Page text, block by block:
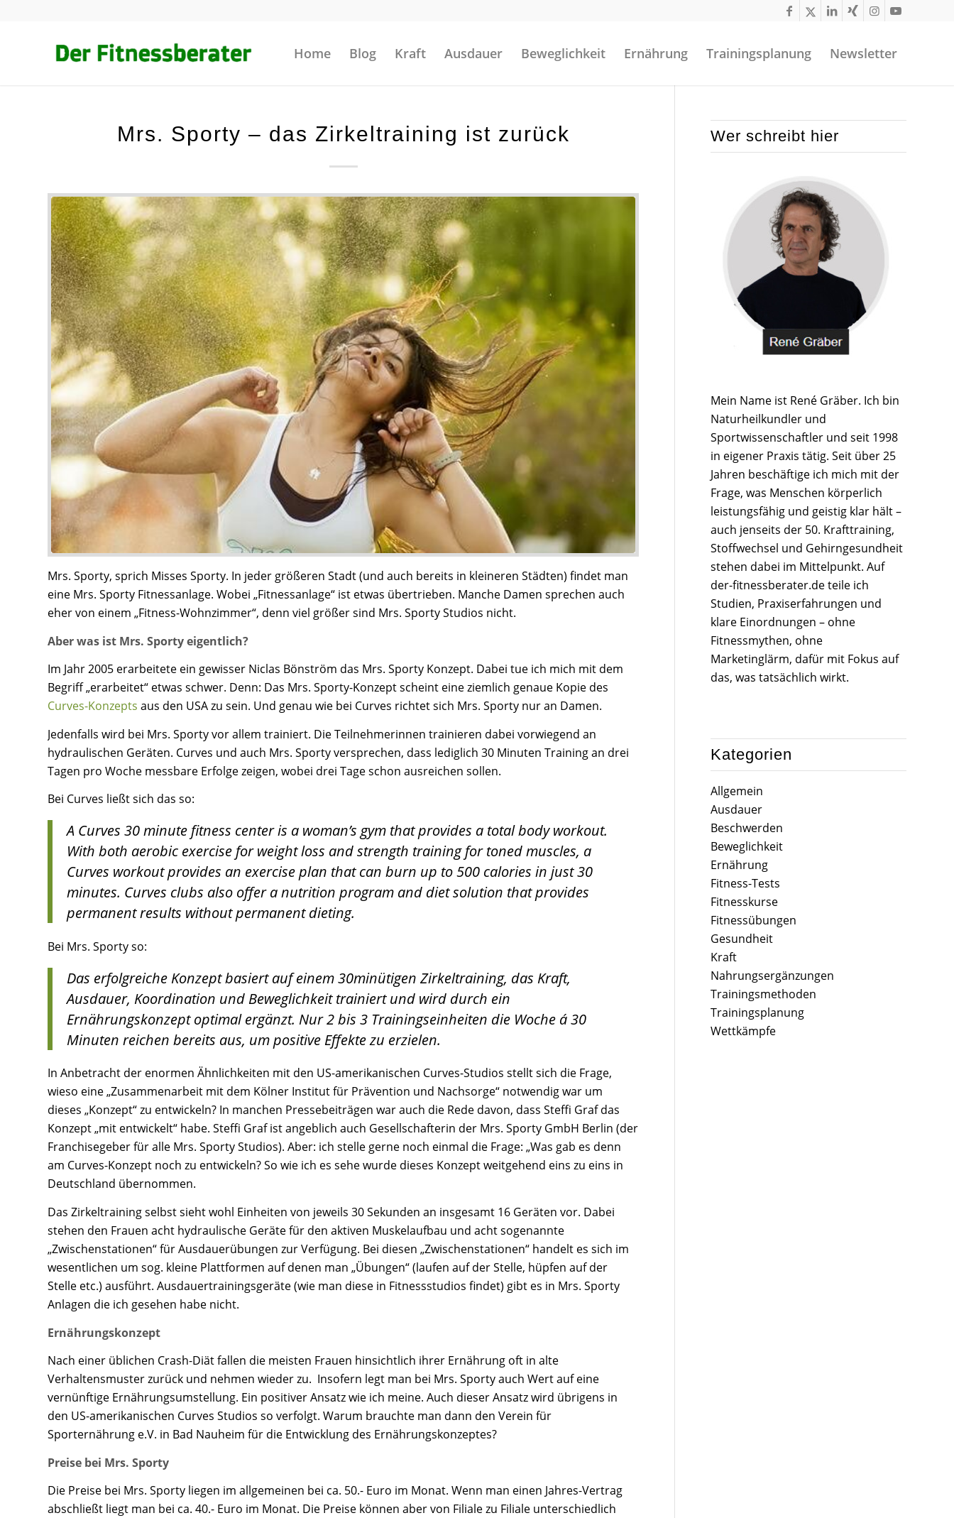
Home Blog Kraft Ausdauer Beweglichkeit Ernährung Trainingsplanung Newsletter
Mrs. Sporty – das Zirkeltraining ist zurück
Mrs. Sporty, sprich Misses Sporty. In jeder größeren Stadt (und auch bereits in kleineren Städten) findet man
eine Mrs. Sporty Fitnessanlage. Wobei „Fitnessanlage“ ist etwas übertrieben. Manche Damen sprechen auch
eher von einem „Fitness-Wohnzimmer“, denn viel größer sind Mrs. Sporty Studios nicht.
Aber was ist Mrs. Sporty eigentlich?
Im Jahr 2005 erarbeitete ein gewisser Niclas Bönström das Mrs. Sporty Konzept. Dabei tue ich mich mit dem
Begriff „erarbeitet“ etwas schwer. Denn: Das Mrs. Sporty-Konzept scheint eine ziemlich genaue Kopie des
Curves-Konzepts aus den USA zu sein. Und genau wie bei Curves richtet sich Mrs. Sporty nur an Damen.
Jedenfalls wird bei Mrs. Sporty vor allem trainiert. Die Teilnehmerinnen trainieren dabei vorwiegend an
hydraulischen Geräten. Curves und auch Mrs. Sporty versprechen, dass lediglich 30 Minuten Training an drei
Tagen pro Woche messbare Erfolge zeigen, wobei drei Tage schon ausreichen sollen.
Bei Curves ließt sich das so:
A Curves 30 minute fitness center is a woman’s gym that provides a total body workout.
With both aerobic exercise for weight loss and strength training for toned muscles, a
Curves workout provides an exercise plan that can burn up to 500 calories in just 30
minutes. Curves clubs also offer a nutrition program and diet solution that provides
permanent results without permanent dieting.
Bei Mrs. Sporty so:
Das erfolgreiche Konzept basiert auf einem 30minütigen Zirkeltraining, das Kraft,
Ausdauer, Koordination und Beweglichkeit trainiert und wird durch ein
Ernährungskonzept optimal ergänzt. Nur 2 bis 3 Trainingseinheiten die Woche á 30
Minuten reichen bereits aus, um positive Effekte zu erzielen.
In Anbetracht der enormen Ähnlichkeiten mit den US-amerikanischen Curves-Studios stellt sich die Frage,
wieso eine „Zusammenarbeit mit dem Kölner Institut für Prävention und Nachsorge“ notwendig war um
dieses „Konzept“ zu entwickeln? In manchen Pressebeiträgen war auch die Rede davon, dass Steffi Graf das
Konzept „mit entwickelt“ habe. Steffi Graf ist angeblich auch Gesellschafterin der Mrs. Sporty GmbH Berlin (der
Franchisegeber für alle Mrs. Sporty Studios). Aber: ich stelle gerne noch einmal die Frage: „Was gab es denn
am Curves-Konzept noch zu entwickeln? So wie ich es sehe wurde dieses Konzept weitgehend eins zu eins in
Deutschland übernommen.
Das Zirkeltraining selbst sieht wohl Einheiten von jeweils 30 Sekunden an insgesamt 16 Geräten vor. Dabei
stehen den Frauen acht hydraulische Geräte für den aktiven Muskelaufbau und acht sogenannte
„Zwischenstationen“ für Ausdauerübungen zur Verfügung. Bei diesen „Zwischenstationen“ handelt es sich im
wesentlichen um sog. kleine Plattformen auf denen man „Übungen“ (laufen auf der Stelle, hüpfen auf der
Stelle etc.) ausführt. Ausdauertrainingsgeräte (wie man diese in Fitnessstudios findet) gibt es in Mrs. Sporty
Anlagen die ich gesehen habe nicht.
Ernährungskonzept
Nach einer üblichen Crash-Diät fallen die meisten Frauen hinsichtlich ihrer Ernährung oft in alte
Verhaltensmuster zurück und nehmen wieder zu. Insofern legt man bei Mrs. Sporty auch Wert auf eine
vernünftige Ernährungsumstellung. Ein positiver Ansatz wie ich meine. Auch dieser Ansatz wird übrigens in
den US-amerikanischen Curves Studios so verfolgt. Warum brauchte man dann den Verein für
Sporternährung e.V. in Bad Nauheim für die Entwicklung des Ernährungskonzeptes?
Preise bei Mrs. Sporty
Die Preise bei Mrs. Sporty liegen im allgemeinen bei ca. 50.- Euro im Monat. Wenn man einen Jahres-Vertrag
abschließt liegt man bei ca. 40.- Euro im Monat. Die Preise können aber von Filiale zu Filiale unterschiedlich
Wer schreibt hier
Mein Name ist René Gräber. Ich bin
Naturheilkundler und
Sportwissenschaftler und seit 1998
in eigener Praxis tätig. Seit über 25
Jahren beschäftige ich mich mit der
Frage, was Menschen körperlich
leistungsfähig und geistig klar hält –
auch jenseits der 50. Krafttraining,
Stoffwechsel und Gehirngesundheit
stehen dabei im Mittelpunkt. Auf
der-fitnessberater.de teile ich
Studien, Praxiserfahrungen und
klare Einordnungen – ohne
Fitnessmythen, ohne
Marketinglärm, dafür mit Fokus auf
das, was tatsächlich wirkt.
Kategorien
Allgemein
Ausdauer
Beschwerden
Beweglichkeit
Ernährung
Fitness-Tests
Fitnesskurse
Fitnessübungen
Gesundheit
Kraft
Nahrungsergänzungen
Trainingsmethoden
Trainingsplanung
Wettkämpfe